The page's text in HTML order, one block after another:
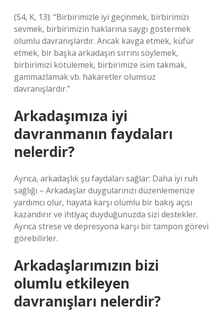
(S4, K, 13): “Birbirimizle iyi geçinmek, birbirimizi
sevmek, birbirimizin haklarına saygı göstermek
olumlu davranışlardır. Ancak kavga etmek, küfür
etmek, bir başka arkadaşın sırrını söylemek,
birbirimizi kötülemek, birbirimize isim takmak,
gammazlamak vb. hakaretler olumsuz
davranışlardır.”
Arkadaşımıza iyi
davranmanın faydaları
nelerdir?
Ayrıca, arkadaşlık şu faydaları sağlar: Daha iyi ruh
sağlığı – Arkadaşlar duygularınızı düzenlemenize
yardımcı olur, hayata karşı olumlu bir bakış açısı
kazandırır ve ihtiyaç duyduğunuzda sizi destekler.
Ayrıca strese ve depresyona karşı bir tampon görevi
görebilirler.
Arkadaşlarımızın bizi
olumlu etkileyen
davranışları nelerdir?